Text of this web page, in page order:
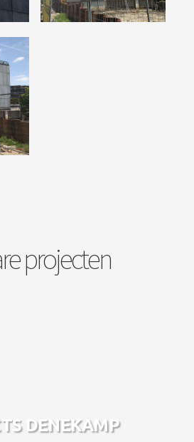
projecten
DENEKAMP